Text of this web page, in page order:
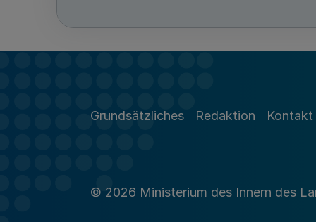
Grundsätzliches Redaktion Kontakt
© 2026 Ministerium des Innern des